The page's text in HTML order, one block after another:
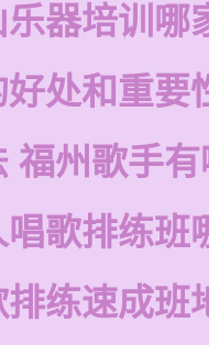
器培训哪
处和重要
福州歌手
歌排练班
练速成班